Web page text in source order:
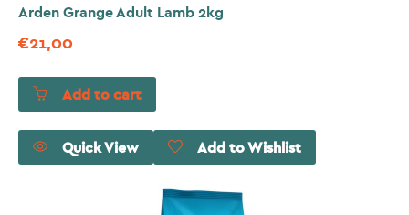
Arden Grange Adult Lamb 2kg
€21,00
Add to cart
Quick View Add to Wishlist